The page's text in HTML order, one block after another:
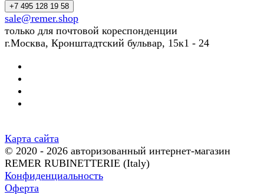
+7 495 128 19 58
sale@remer.shop
только для почтовой кореспонденции
г.Москва, Кронштадтский бульвар, 15к1 - 24
Карта сайта
© 2020 - 2026 авторизованный интернет-магазин
REMER RUBINETTERIE (Italy)
Конфиденциальность
Оферта